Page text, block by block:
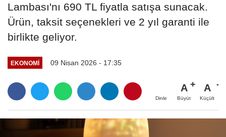
Lambası'nı 690 TL fiyatla satışa sunacak.
Ürün, taksit seçenekleri ve 2 yıl garanti ile
birlikte geliyor.
EKONOMI 09 Nisan 2026 - 17:35
Dinle
A
Büyüt
A
Küçült